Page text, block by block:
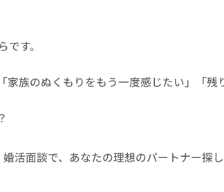
す。
家族のぬくもりをもう一度感じたい」「残
婚活面談で、あなたの理想のパートナー探し